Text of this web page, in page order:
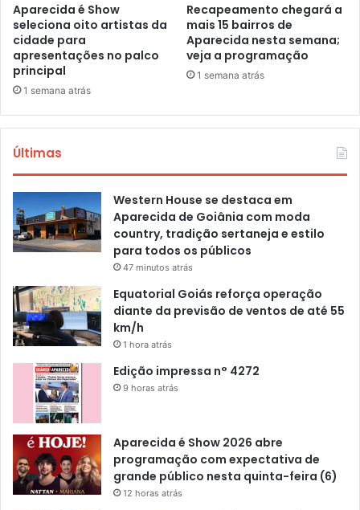
Aparecida é Show
seleciona oito artistas da
cidade para
apresentações no palco
principal
1 semana atrás
Recapeamento chegará a
mais 15 bairros de
Aparecida nesta semana;
veja a programação
1 semana atrás
Últimas
Western House se destaca em
Aparecida de Goiânia com moda
country, tradição sertaneja e estilo
para todos os públicos
47 minutos atrás
Equatorial Goiás reforça operação
diante da previsão de ventos de até 55
km/h
1 hora atrás
Edição impressa n° 4272
9 horas atrás
Aparecida é Show 2026 abre
programação com expectativa de
grande público nesta quinta-feira (6)
12 horas atrás